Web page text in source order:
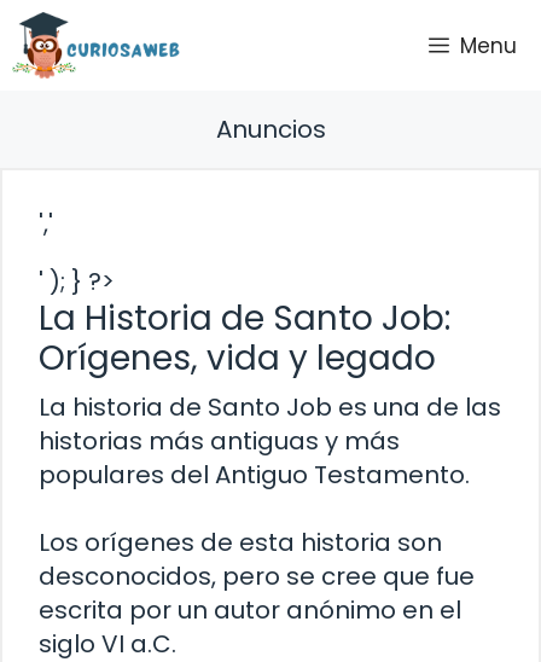
Saltar
contenido
Menu
Anuncios
','
' ); } ?>
La Historia de Santo Job:
Orígenes, vida y legado
La historia de Santo Job es una de las
historias más antiguas y más
populares del Antiguo Testamento.
Los orígenes de esta historia son
desconocidos, pero se cree que fue
escrita por un autor anónimo en el
siglo VI a.C.